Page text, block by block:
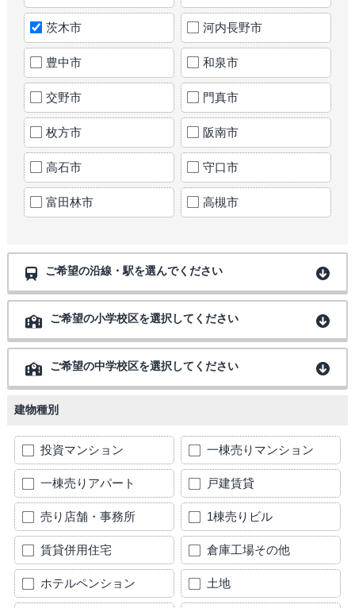
茨木市 河内長野市
豊中市 和泉市
交野市 門真市
枚方市 阪南市
高石市 守口市
富田林市 高槻市
ご希望の沿線・駅を選んでください
ご希望の小学校区を選択してください
ご希望の中学校区を選択してください
建物種別
投資マンション 一棟売りマンション
一棟売りアパート 戸建賃貸
売り店舗・事務所 1棟売りビル
賃貸併用住宅 倉庫工場その他
ホテルペンション 土地